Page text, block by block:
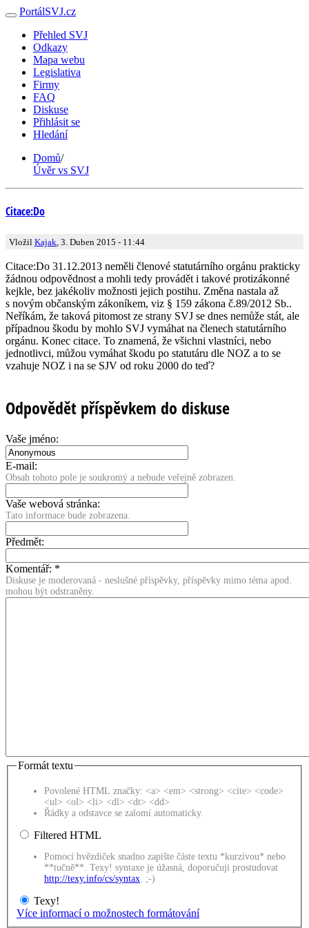
PortálSVJ.cz
Přehled SVJ
Odkazy
Mapa webu
Legislativa
Firmy
FAQ
Diskuse
Přihlásit se
Hledání
Domů/
Úvěr vs SVJ
Citace:Do
Vložil Kajak , 3. Duben 2015 - 11:44
Citace:Do 31.12.2013 neměli členové statutárního orgánu prakticky
žádnou odpovědnost a mohli tedy provádět i takové protizákonné
kejkle, bez jakékoliv možnosti jejich postihu. Změna nastala až
s novým občanským zákoníkem, viz § 159 zákona č.89/2012 Sb..
Neříkám, že taková pitomost ze strany SVJ se dnes nemůže stát, ale
případnou škodu by mohlo SVJ vymáhat na členech statutárního
orgánu. Konec citace. To znamená, že všichni vlastníci, nebo
jednotlivci, můžou vymáhat škodu po statutáru dle NOZ a to se
vzahuje NOZ i na se SJV od roku 2000 do teď?
Odpovědět příspěvkem do diskuse
Vaše jméno:
E-mail:
Obsah tohoto pole je soukromý a nebude veřejně zobrazen.
Vaše webová stránka:
Tato informace bude zobrazena.
Předmět:
Komentář: *
Diskuse je moderovaná - neslušné příspěvky, příspěvky mimo téma apod.
mohou být odstraněny.
Formát textu
Povolené HTML značky: <a> <em> <strong> <cite> <code>
<ul> <ol> <li> <dl> <dt> <dd>
Řádky a odstavce se zalomí automaticky.
Filtered HTML
Pomocí hvězdiček snadno zapište částe textu *kurzívou* nebo
**tučně**. Texy! syntaxe je úžasná, doporučuji prostudovat
http://texy.info/cs/syntax . ;-)
Texy!
Více informací o možnostech formátování